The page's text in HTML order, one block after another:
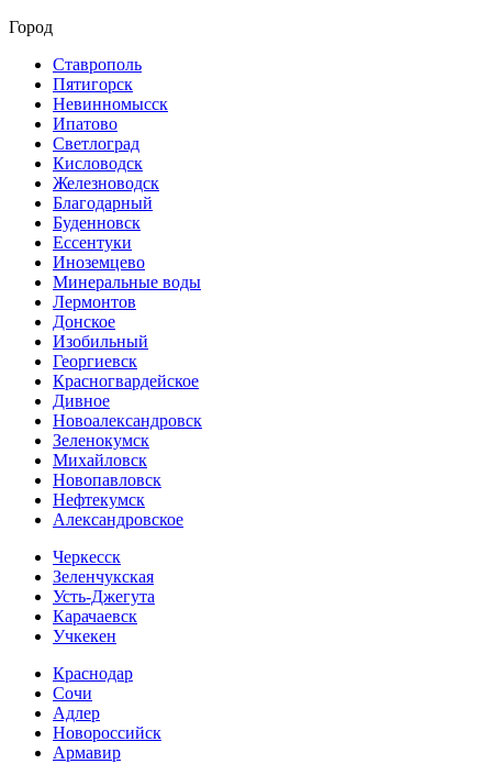
Город
Ставрополь
Пятигорск
Невинномысск
Ипатово
Светлоград
Кисловодск
Железноводск
Благодарный
Буденновск
Ессентуки
Иноземцево
Минеральные воды
Лермонтов
Донское
Изобильный
Георгиевск
Красногвардейское
Дивное
Новоалександровск
Зеленокумск
Михайловск
Новопавловск
Нефтекумск
Александровское
Черкесск
Зеленчукская
Усть-Джегута
Карачаевск
Учкекен
Краснодар
Сочи
Адлер
Новороссийск
Армавир